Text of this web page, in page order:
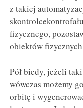
z takiej
fizycznego,
obiektów
Pół biedy, jeżeli
wówczas możemy
orbitę i